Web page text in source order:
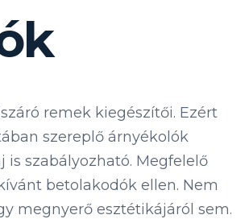
remek kiegészítői. Ezért
szereplő árnyékolók
is szabályozható. Megfelelő
betolakodók ellen. Nem
megnyerő esztétikájáról sem.